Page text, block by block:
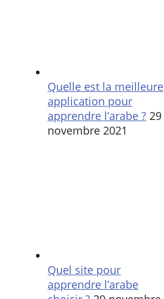
Quelle est la meilleure
application pour
apprendre l’arabe ? 29
novembre 2021
Quel site pour
apprendre l’arabe